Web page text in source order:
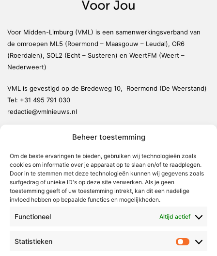
Beheer toestemming
Om de beste ervaringen te bieden, gebruiken wij technologieën zoals
cookies om informatie over je apparaat op te slaan en/of te raadplegen.
Door in te stemmen met deze technologieën kunnen wij gegevens zoals
surfgedrag of unieke ID's op deze site verwerken. Als je geen
toestemming geeft of uw toestemming intrekt, kan dit een nadelige
invloed hebben op bepaalde functies en mogelijkheden.
Functioneel Altijd actief
Statistieken
Voor Midden-Limburg (VML) is een samenwerkingsverband van
de omroepen ML5 (Roermond – Maasgouw – Leudal), OR6
(Roerdalen), SOL2 (Echt – Susteren) en WeertFM (Weert –
Nederweert)
VML is gevestigd op de Bredeweg 10, Roermond (De Weerstand)
Tel: +31 495 791 030
redactie@vmlnieuws.nl
Leudal
Maasgouw
Echt-Susteren